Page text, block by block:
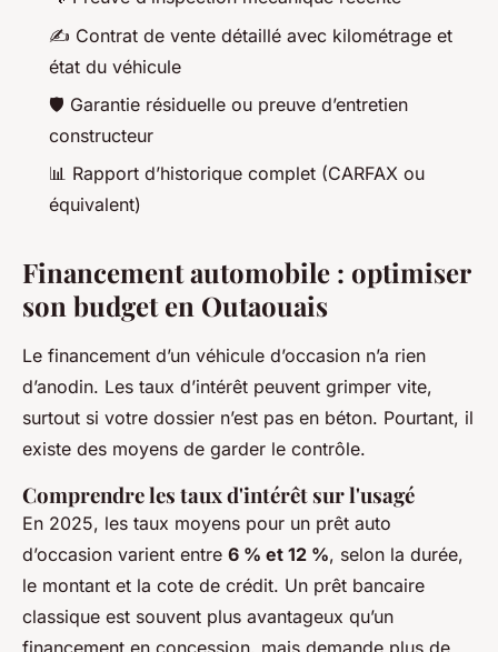
✍️ Contrat de vente détaillé avec kilométrage et
état du véhicule
🛡️ Garantie résiduelle ou preuve d’entretien
constructeur
📊 Rapport d’historique complet (CARFAX ou
équivalent)
Financement automobile : optimiser
son budget en Outaouais
Le financement d’un véhicule d’occasion n’a rien
d’anodin. Les taux d’intérêt peuvent grimper vite,
surtout si votre dossier n’est pas en béton. Pourtant, il
existe des moyens de garder le contrôle.
Comprendre les taux d'intérêt sur l'usagé
En 2025, les taux moyens pour un prêt auto
d’occasion varient entre 6 % et 12 %, selon la durée,
le montant et la cote de crédit. Un prêt bancaire
classique est souvent plus avantageux qu’un